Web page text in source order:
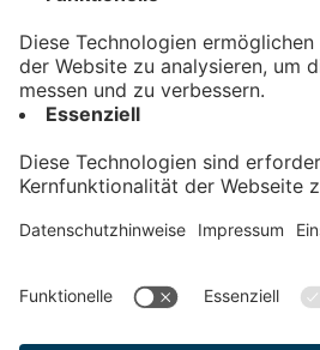
Kontakt
Impressum